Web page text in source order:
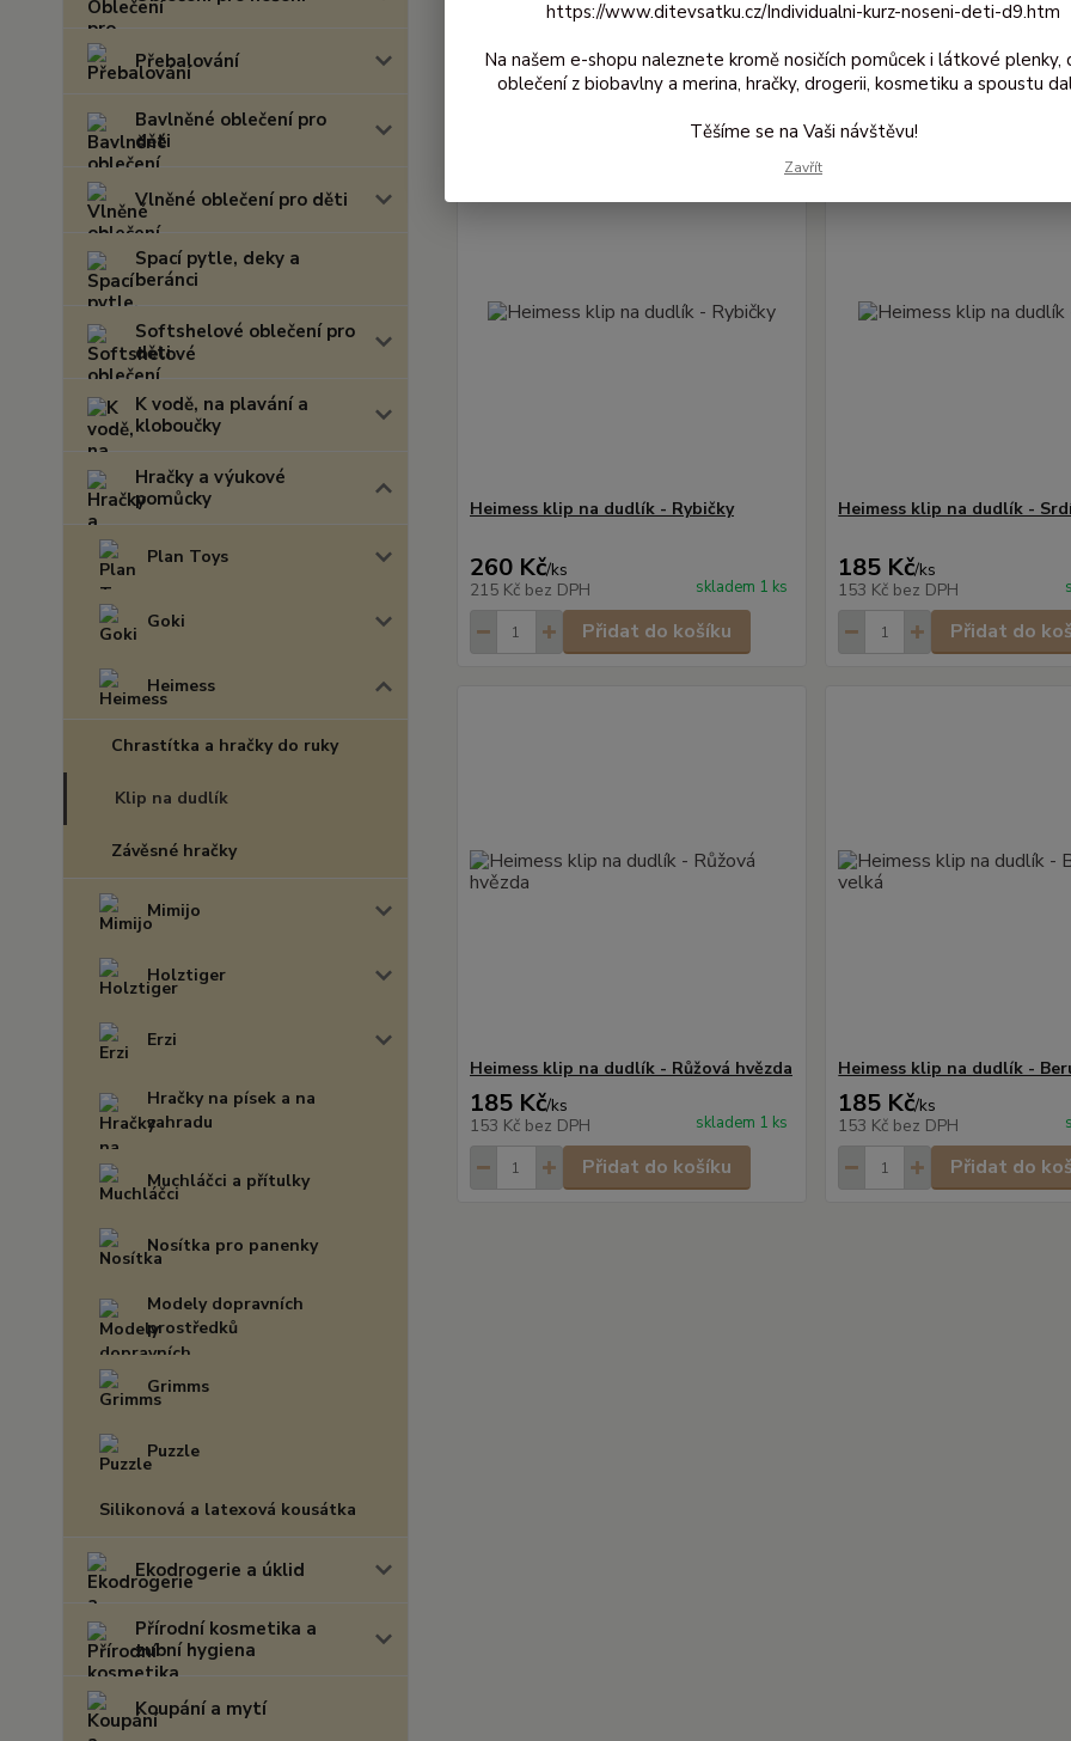
Přebalování
Bavlněné oblečení pro
děti
Vlněné oblečení pro děti
Spací pytle, deky a
beránci
Softshelové oblečení pro
děti
K vodě, na plavání a
kloboučky
Hračky a výukové
pomůcky
Plan Toys
Goki
Heimess
Chrastítka a hračky do ruky
Klip na dudlík
Závěsné hračky
Mimijo
Holztiger
Erzi
Hračky na písek a na
zahradu
Muchláčci a přítulky
Nosítka pro panenky
Modely dopravních
prostředků
Grimms
Puzzle
Silikonová a latexová kousátka
Ekodrogerie a úklid
Přírodní kosmetika a
zubní hygiena
Koupání a mytí
Nejnovější Nejlevnější Nejdražší
Zobrazuji 1-5 z 5
Heimess klip na dudlík - Rybičky
260 Kč/ks
215 Kč bez DPH skladem 1 ks
Přidat do košíku
Heimess klip na dudlík -
185 Kč/ks
153 Kč bez DPH
Přidat do
Heimess klip na dudlík - Růžová hvězda
185 Kč/ks
153 Kč bez DPH skladem 1 ks
Přidat do košíku
Heimess klip na dudlík -
185 Kč/ks
153 Kč bez DPH
Přidat do
https://www.ditevsatku.cz/Individualni-kurz-noseni-deti-d9.htm
Na našem e-shopu naleznete kromě nosičích pomůcek i látkové plenky,
oblečení z biobavlny a merina, hračky, drogerii, kosmetiku a spoustu
Těšíme se na Vaši návštěvu!
Zavřít